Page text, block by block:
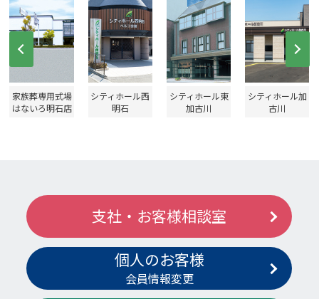
家族葬専用式場
はないろ明石店
シティホール西
明石
シティホール東
加古川
シティホール加
古川
Prev
支社・お客様相談室
個人のお客様
会員情報変更